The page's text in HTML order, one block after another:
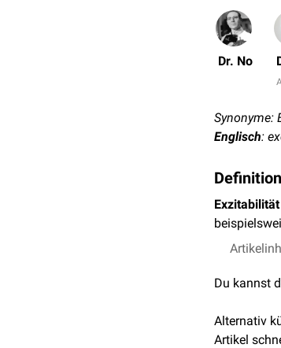
Dr. No
Synonyme:
Englisch:
Definition
Exzitabilität
Du kannst
Alternativ
Artikel